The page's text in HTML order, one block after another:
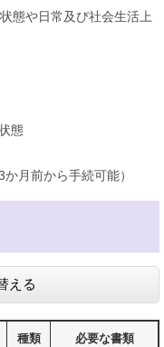
態や日常及び社会生活上
態
月前から手続可能）
える
種類 必要な書類